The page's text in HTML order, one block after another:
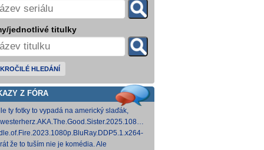
jednotlivé titulky
HLEDÁNÍ
Z FÓRA
ty fotky to vypadá na americký slaďák,
opak je pravdou..... Kdysi jsem četl i
cinepth [5,88 GB] Nemecké
[18,74 GB]
že to tuším nie je komédia. Ale